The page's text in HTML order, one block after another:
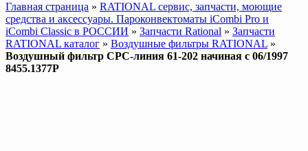
Главная страница » RATIONAL сервис, запчасти, моющие
средства и аксессуары. Пароконвектоматы iCombi Pro и
iCombi Classic в РОССИИ » Запчасти Rational » Запчасти
RATIONAL каталог » Воздушные фильтры RATIONAL »
Воздушный фильтр CPC-линия 61-202 начиная с 06/1997
8455.1377P